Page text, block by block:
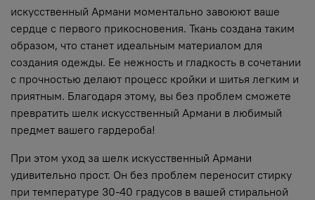
искусственный Армани моментально завоюют ваше
сердце с первого прикосновения. Ткань создана таким
образом, что станет идеальным материалом для
создания одежды. Ее нежность и гладкость в сочетании
с прочностью делают процесс кройки и шитья легким и
приятным. Благодаря этому, вы без проблем сможете
превратить шелк искусственный Армани в любимый
предмет вашего гардероба!
При этом уход за шелк искусственный Армани
удивительно прост. Он без проблем переносит стирку
при температуре 30-40 градусов в вашей стиральной